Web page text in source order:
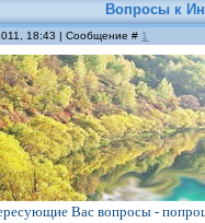
Вопросы к
18:43 | Сообщение # 1
Вас вопросы -